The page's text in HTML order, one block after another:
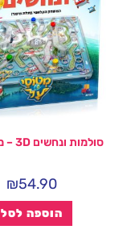
סולמות ונחשים 3D – מטוסי על
₪54.90
הוספה לסל